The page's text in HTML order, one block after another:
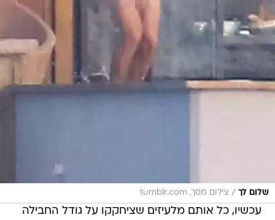
שלום לך / צילום מסך, tumblr.com
עכשיו, כל אותם מלעיזים שציחקקו על גודל החבילה